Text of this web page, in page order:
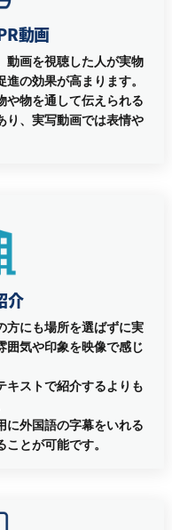
動画
動画を視聴した人が実物
の効果が高まります。
や物を通して伝えられる
り、実写動画では表情や
介
方にも場所を選ばずに実
囲気や印象を映像で感じ
キストで紹介するよりも
に外国語の字幕をいれる
とが可能です。